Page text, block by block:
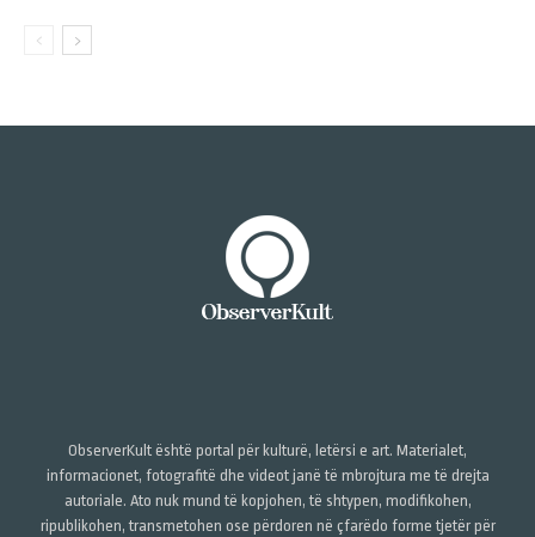
ObserverKult është portal për kulturë, letërsi e art. Materialet,
informacionet, fotografitë dhe videot janë të mbrojtura me të drejta
autoriale. Ato nuk mund të kopjohen, të shtypen, modifikohen,
ripublikohen, transmetohen ose përdoren në çfarëdo forme tjetër për